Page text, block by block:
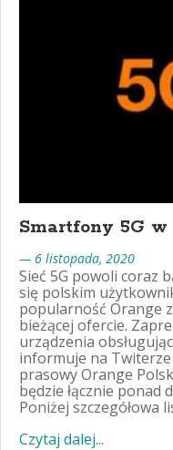
Smartfony 5G w
— 6 listopada, 2020
Sieć 5G powoli coraz
się polskim
popularność Orange
bieżącej ofercie.
urządzenia
informuje na Twiterze
prasowy Orange
będzie łącznie
Poniżej szczegółowa
Czytaj dalej...